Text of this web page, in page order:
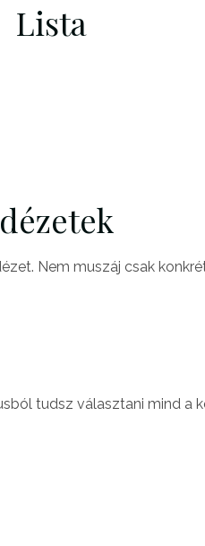
Lista
Nem muszáj csak
tudsz választani mind a